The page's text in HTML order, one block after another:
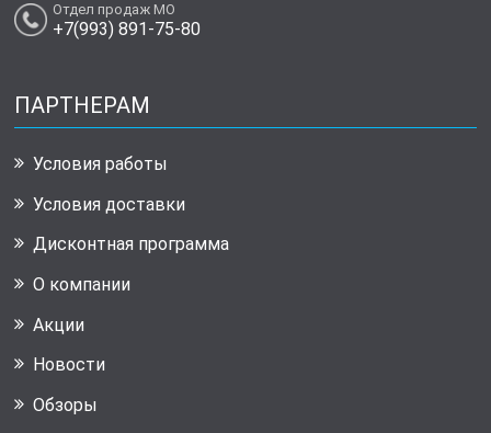
Отдел продаж МО
+7(993) 891-75-80
ПАРТНЕРАМ
Условия работы
Условия доставки
Дисконтная программа
О компании
Акции
Новости
Обзоры